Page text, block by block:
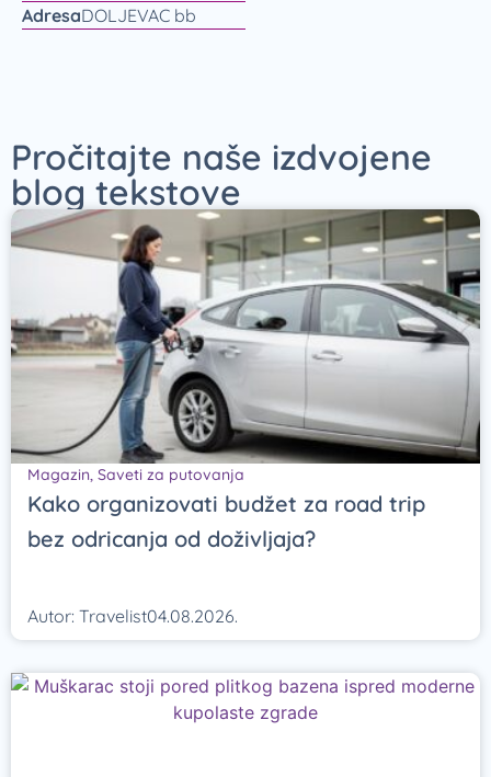
AdresaDOLJEVAC bb
Pročitajte naše izdvojene
blog tekstove
Magazin, Saveti za putovanja
Kako organizovati budžet za road trip
bez odricanja od doživljaja?
Autor: Travelist04.08.2026.